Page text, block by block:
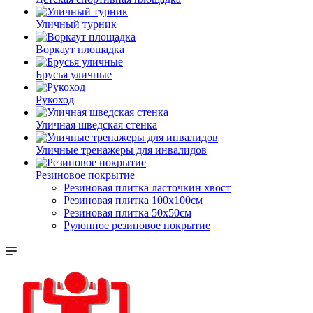
Уличный турник
Воркаут площадка
Брусья уличные
Рукоход
Уличная шведская стенка
Уличные тренажеры для инвалидов
Резиновое покрытие
Резиновая плитка ласточкин хвост
Резиновая плитка 100х100см
Резиновая плитка 50х50см
Рулонное резиновое покрытие